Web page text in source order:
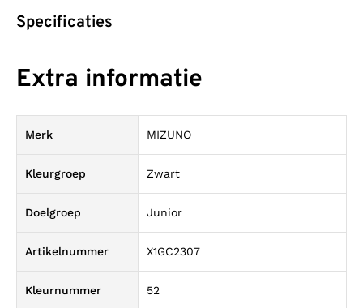
Specificaties
Extra informatie
Merk MIZUNO
Kleurgroep Zwart
Doelgroep Junior
Artikelnummer X1GC2307
Kleurnummer 52